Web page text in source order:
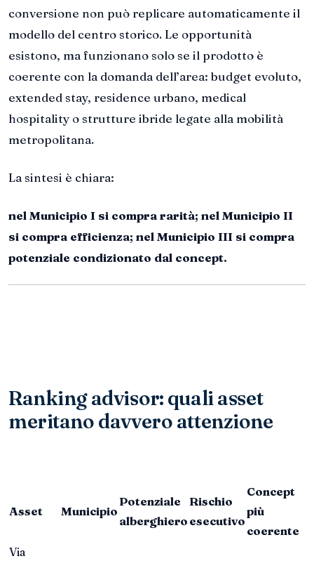
conversione non può replicare automaticamente il
modello del centro storico. Le opportunità
esistono, ma funzionano solo se il prodotto è
coerente con la domanda dell’area: budget evoluto,
extended stay, residence urbano, medical
hospitality o strutture ibride legate alla mobilità
metropolitana.
La sintesi è chiara:
nel Municipio I si compra rarità; nel Municipio II
si compra efficienza; nel Municipio III si compra
potenziale condizionato dal concept.
Ranking advisor: quali asset
meritano davvero attenzione
Asset Municipio
Potenziale
alberghiero
Rischio
esecutivo
Concept
più
coerente
Via